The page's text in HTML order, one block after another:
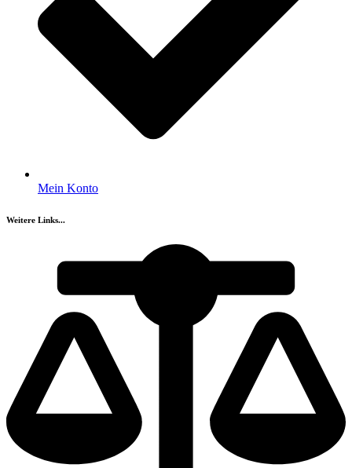
Mein Konto
Weitere Links...